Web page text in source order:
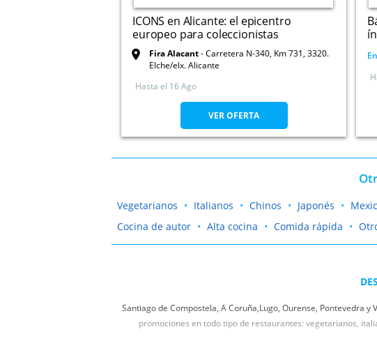
ICONS en Alicante: el epicentro
europeo para coleccionistas
Fira Alacant Carretera N-340, Km 731, 3320.
Elche/elx. Alicante
Hasta el 16 Ago
VER OFERTA
Vegetarianos Italianos Chinos Japonés
Cocina de autor
Alta cocina Comida rápida
Santiago de Compostela, A Coruña,Lugo, Ourense, Pontevedra
promociones en todo tipo de restaurantes: vegetarianos,